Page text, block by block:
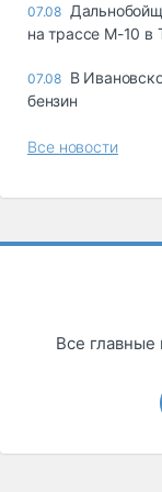
07.08
на трассе М-10 в
07.08 В
бензин
Все новости
Все главные